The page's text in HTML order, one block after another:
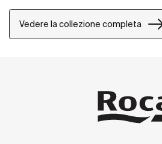
comfort e della comodità per
Vedere la collezione completa